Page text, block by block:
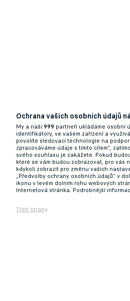
Ochrana vašich osobních údajů
My a naši 999 partneři ukládáme osobní
identifikátory, ve vašem zařízení a
povolíte sledovací technologie na
zpracováváme údaje s tímto cílem“,
svého souhlasu je zakážete. Pokud
které se vám budou zobrazovat, pro vás
kdykoli zobrazit pro změnu vašich
„Předvolby ochrany osobních údajů“ v
ikonu v levém dolním rohu webových
Internetová stránka. Podrobnější
Třetí strany